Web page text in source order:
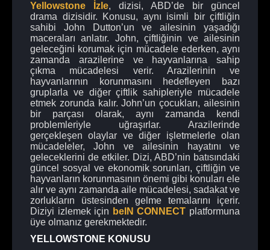
Yellowstone İzle, dizisi, ABD’de bir güncel
drama dizisidir. Konusu, aynı isimli bir çiftliğin
sahibi John Dutton’un ve ailesinin yaşadığı
maceraları anlatır. John, çiftliğinin ve ailesinin
geleceğini korumak için mücadele ederken, aynı
zamanda arazilerine ve hayvanlarına sahip
çıkma mücadelesi verir. Arazilerinin ve
hayvanlarının korunmasını hedefleyen bazı
gruplarla ve diğer çiftlik sahipleriyle mücadele
etmek zorunda kalır. John’un çocukları, ailesinin
bir parçası olarak, aynı zamanda kendi
problemleriyle uğraşırlar. Arazilerinde
gerçekleşen olaylar ve diğer işletmelerle olan
mücadeleler, John ve ailesinin hayatını ve
geleceklerini de etkiler. Dizi, ABD’nin batısındaki
güncel sosyal ve ekonomik sorunları, çiftliğin ve
hayvanların korunmasının önemi gibi konuları ele
alır ve aynı zamanda aile mücadelesi, sadakat ve
zorlukların üstesinden gelme temalarını içerir.
Diziyi izlemek için beIN CONNECT platformuna
üye olmanız gerekmektedir.
YELLOWSTONE KONUSU